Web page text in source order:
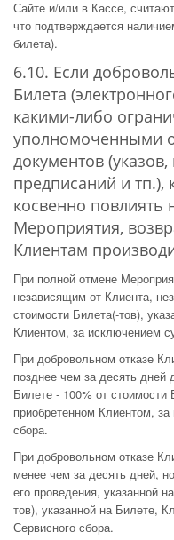
Сайте и/или в Кассе,
что подтверждается
билета).
6.10. Если
Билета
какими-либо
уполномоченными
документов
предписаний и тп.),
косвенно повлиять
Мероприятия,
Клиентам
При полной отмене
независящим от Клиента,
стоимости Билета(-тов),
Клиентом, за исключением
При добровольном отказе
позднее чем за десять дней
Билете - 100% от стоимости
приобретенном Клиентом,
сбора.
При добровольном отказе
менее чем за десять дней,
его проведения, указанной
тов), указанной на Билете,
Сервисного сбора.